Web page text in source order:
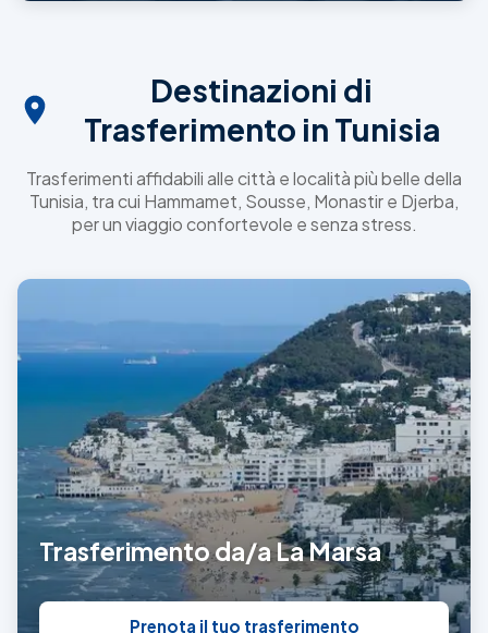
Destinazioni di
Trasferimento in Tunisia
Trasferimenti affidabili alle città e località più belle della
Tunisia, tra cui Hammamet, Sousse, Monastir e Djerba,
per un viaggio confortevole e senza stress.
Trasferimento da/a La Marsa
Prenota il tuo trasferimento